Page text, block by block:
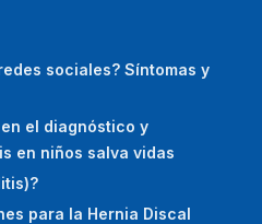
sociales? Síntomas y
el diagnóstico y
en niños salva vidas
para la Hernia Discal